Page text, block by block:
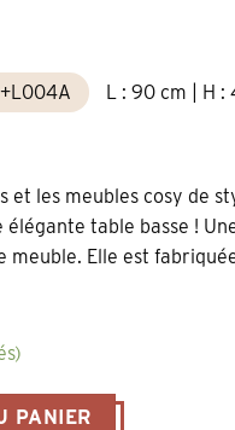
L : 90 cm | H :
et les meubles cosy de
table basse !
Elle est
blanc antique
PANIER